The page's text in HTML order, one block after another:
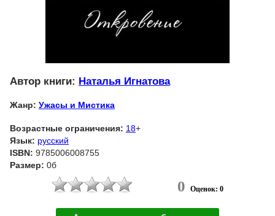
Автор книги: Наталья Игнатова
Жанр: Ужасы и Мистика
Возрастные ограничения: 18+
Язык: русский
ISBN: 9785006008755
Размер: 0б
0 Оценок: 0